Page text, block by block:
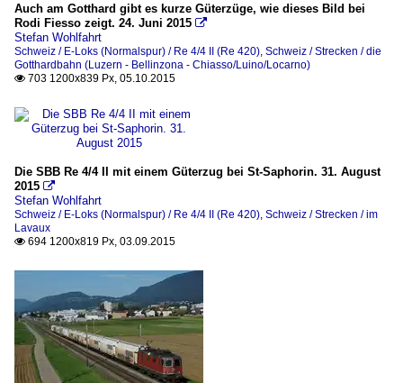
Auch am Gotthard gibt es kurze Güterzüge, wie dieses Bild bei
Rodi Fiesso zeigt. 24. Juni 2015 
Stefan Wohlfahrt
Schweiz / E-Loks (Normalspur) / Re 4/4 II (Re 420), Schweiz / Strecken / die
Gotthardbahn (Luzern - Bellinzona - Chiasso/Luino/Locarno)
 703 1200x839 Px, 05.10.2015
Die SBB Re 4/4 II mit einem Güterzug bei St-Saphorin. 31. August
2015 
Stefan Wohlfahrt
Schweiz / E-Loks (Normalspur) / Re 4/4 II (Re 420), Schweiz / Strecken / im
Lavaux
 694 1200x819 Px, 03.09.2015